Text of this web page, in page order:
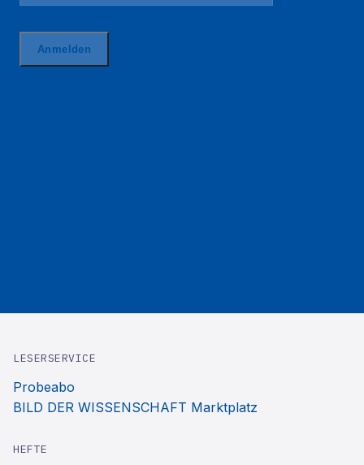
LESERSERVICE
Probeabo
BILD DER WISSENSCHAFT Marktplatz
HEFTE